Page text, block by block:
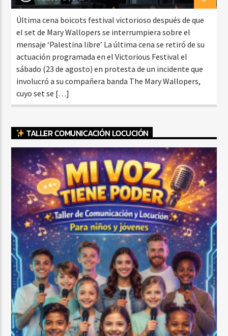
Última cena boicots festival victorioso después de que
el set de Mary Wallopers se interrumpiera sobre el
mensaje ‘Palestina libre’ La última cena se retiró de su
actuación programada en el Victorious Festival el
sábado (23 de agosto) en protesta de un incidente que
involucró a su compañera banda The Mary Wallopers,
cuyo set se […]
TALLER COMUNICACIÓN LOCUCIÓN